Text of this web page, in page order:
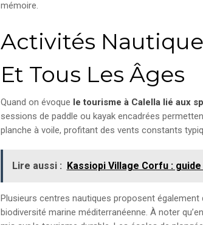
mémoire.
Activités
Et Tous Les Âges
Quand on évoque le tourisme à Calella lié aux
sessions de paddle ou kayak encadrées
planche à voile, profitant des vents constants
Lire aussi : Kassiopi Village Corfu :
Plusieurs centres nautiques proposent
biodiversité marine méditerranéenne. À noter